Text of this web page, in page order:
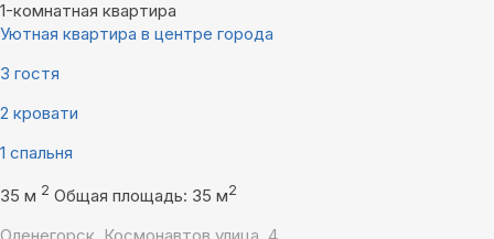
1-комнатная квартира
Уютная квартира в центре города
3 гостя
2 кровати
1 спальня
35 м 2 Общая площадь: 35 м2